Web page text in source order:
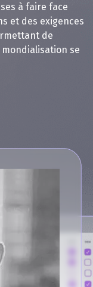
à faire face
et des exigences
de
se